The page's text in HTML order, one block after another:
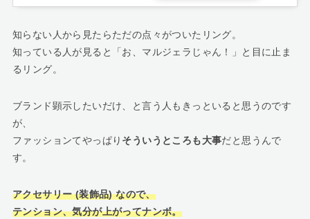
知らない人から見たらただの点々がついたリング。
知っている人が見ると「お、マルジェラじゃん！」と目に止ま
るリング。
ブランド顕示したいだけ、と言う人もきっといると思うのです
が、
ファッションてやっぱり そういうところも大事だと思うんで
す。
アクセサリー (装飾品) なので、
テンション、気分が上がってナンボ。